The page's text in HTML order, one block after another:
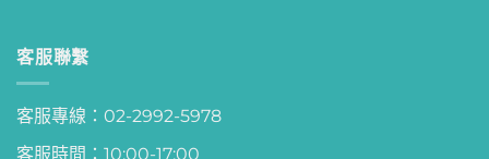
客服聯繫
客服專線：02-2992-5978
客服時間：10:00-17:00